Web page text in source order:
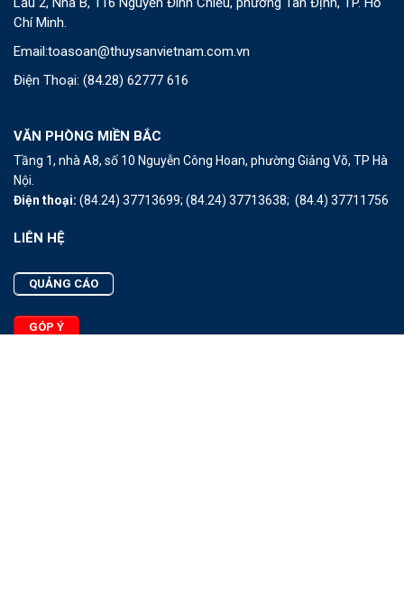
Chí Minh.
Email:toasoan@thuysanvietnam.com.vn
Điện Thoại: (84.28) 62777 616
VĂN PHÒNG MIỀN BẮC
Tầng 1, nhà A8, số 10 Nguyễn Công Hoan, phường Giảng Võ, TP Hà
Nội.
Điện thoại: (84.24) 37713699; (84.24) 37713638; (84.4) 37711756
LIÊN HỆ
QUẢNG CÁO
GÓP Ý